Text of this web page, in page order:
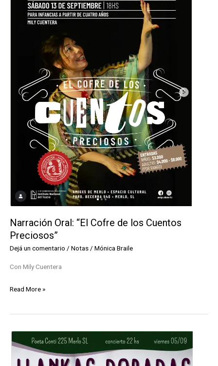
Pintores
Paisajistas
Narración Oral: “El Cofre de los Cuentos
Preciosos”
Dejá un comentario / Notas / Mónica Braile
Con Mily Cuentera
Narración
“El
los
Cuentos
Read More »